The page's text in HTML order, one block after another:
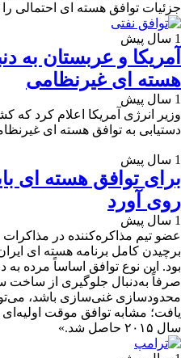
جزئیات توافق هسته ای احتمالی را
1 سال پیش
آمریکا و عربستان به
هسته ای غیرنظامی
1 سال پیش
وزیر انرژی آمریکا اعلام کرد که
دستیابی به توافق هسته ای
1 سال پیش
برای توافق هسته ای
روی آورد
1 سال پیش
برچیدن کامل برنامه هسته ای
بود. این نوع توافق اساساً مرده به
صرفاً به‌دنبال جلوگیری از ساخت
محدودسازی غنی‌سازی باشد،
یافت؛ مشابه توافق موقت
سال ۲۰۱۵ حاصل شد.»